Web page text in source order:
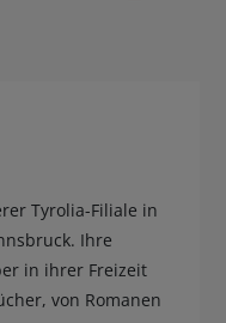
Tyrolia-Filiale in
Ihre
in ihrer Freizeit
von Romanen